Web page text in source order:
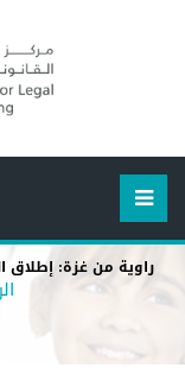
راوية من غزة: إطلاق